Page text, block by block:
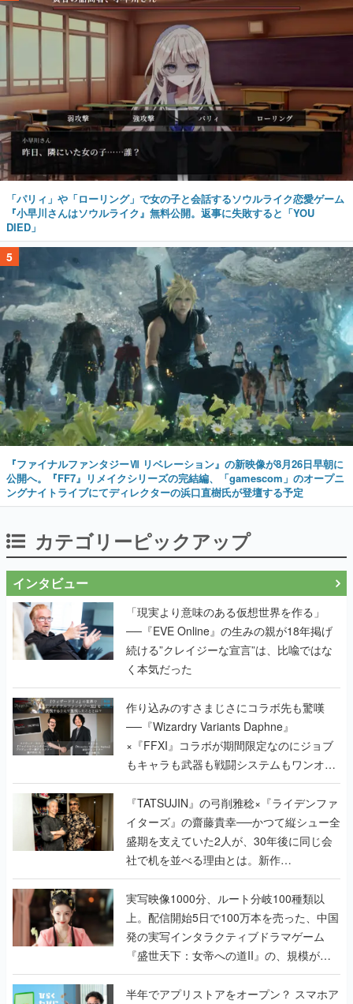
「パリィ」や「ローリング」で女の子と会話するソウルライク恋愛ゲーム
『小早川さんはソウルライク』無料公開。返事に失敗すると「YOU
DIED」
5
『ファイナルファンタジーⅦ リベレーション』の新映像が8月26日早朝に
公開へ。『FF7』リメイクシリーズの完結編、「gamescom」のオープニ
ングナイトライブにてディレクターの浜口直樹氏が登壇する予定
カテゴリーピックアップ
インタビュー
「現実より意味のある仮想世界を作る」
──『EVE Online』の生みの親が18年掲げ
続ける”クレイジーな宣言”は、比喩ではな
く本気だった
作り込みのすさまじさにコラボ先も驚嘆
──『Wizardry Variants Daphne』
×『FFXI』コラボが期間限定なのにジョブ
もキャラも武器も戦闘システムもワンオフ
で作り込まれた理由を両ディレクターに聞
く
『TATSUJIN』の弓削雅稔×『ライデンファ
イターズ』の齋藤貴幸──かつて縦シュー全
盛期を支えていた2人が、30年後に同じ会
社で机を並べる理由とは。新作
『TATSUJIN EXTREME』で初タッグを組
んだレジェンド2人に訊く開発秘話
実写映像1000分、ルート分岐100種類以
上。配信開始5日で100万本を売った、中国
発の実写インタラクティブドラマゲーム
『盛世天下：女帝への道II』の、規模が違
うこだわりをプロデューサーに聞いた
半年でアプリストアをオープン？ スマホア